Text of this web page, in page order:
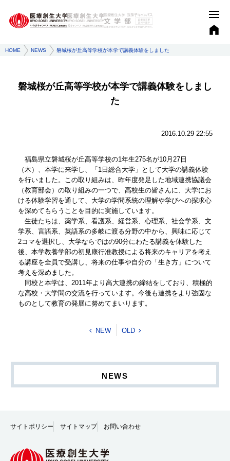
HOME NEWS 磐城桜が丘高等学校が本学で講義体験をしました
磐城桜が丘高等学校が本学で講義体験をしまし
た
2016.10.29 22:55
福島県立磐城桜が丘高等学校の1年生275名が10月27日
（木）、本学に来学し、「1日総合大学」として大学の講義体験
を行いました。この取り組みは、昨年度発足した地域連携協議会
（教育部会）の取り組みの一つで、高校生の皆さんに、大学にお
ける体験学習を通して、大学の学問系統の理解や学びへの探求心
を深めてもらうことを目的に実施しています。
生徒たちは、薬学系、看護系、経営系、心理系、社会学系、文
学系、言語系、英語系の多岐に渡る分野の中から、興味に応じて
2コマを選択し、大学ならではの90分にわたる講義を体験した
後、本学教養学部の初見康行准教授による将来のキャリアを考え
る講座を全員で受講し、将来の仕事や自分の「生き方」について
考えを深めました。
同校と本学は、2011年より高大連携の締結をしており、積極的
な高校・大学間の交流を行っています。今後も連携をより強固な
ものとして教育の発展に努めてまいります。
NEW OLD
NEWS
サイトポリシー サイトマップ お問い合わせ